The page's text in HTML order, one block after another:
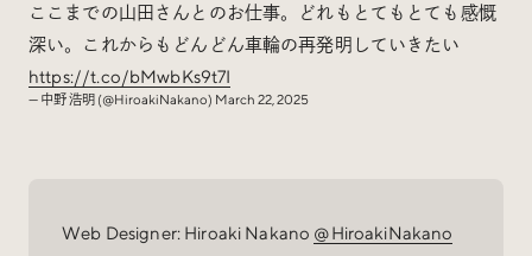
ここまでの山田さんとのお仕事。どれもとてもとても感慨
深い。これからもどんどん車輪の再発明していきたい
https://t.co/bMwbKs9t7I
— 中野 浩明 (@HiroakiNakano) March 22, 2025
Web Designer: Hiroaki Nakano @HiroakiNakano